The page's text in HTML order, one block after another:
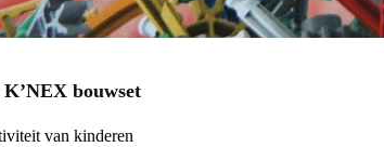
bouwset
van kinderen